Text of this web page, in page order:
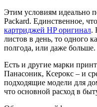
Этим условиям идеально
Packard. Единственное,
картриджей HP оригинал.
листов в день, то одного
полгода, или даже больше.
Есть и другие марки
Панасоник, Ксерокс – и
подходящие модели для
что основной расход в